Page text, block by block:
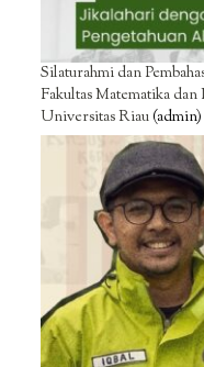
Silaturahmi dan
Fakultas Matematika
Universitas Riau(admin)